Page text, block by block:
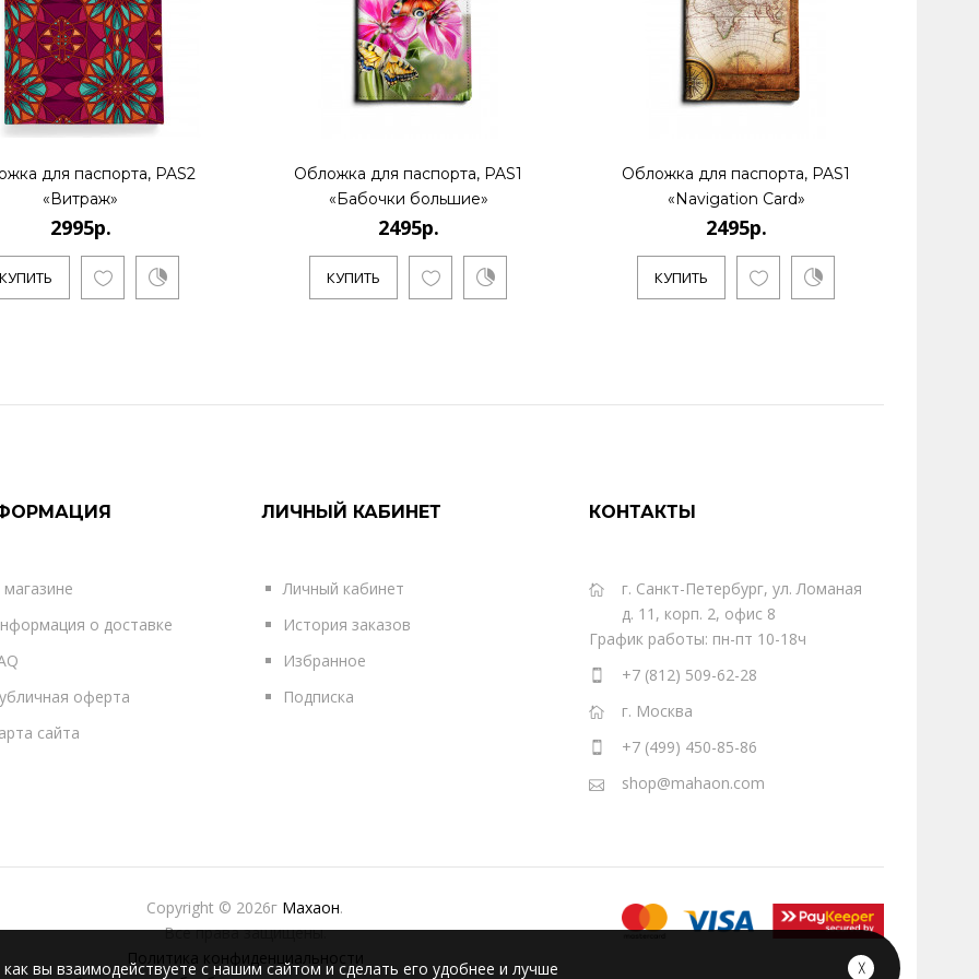
для паспорта, PAS2
«Витраж»
2995р.
КУПИТЬ
Обложка для паспорта, PAS1
«Бабочки большие»
2495р.
КУПИТЬ
Обложка для паспорта, PAS1
«Navigation Card»
2495р.
КУПИТЬ
о доставке
оферта
сайта
ЛИЧНЫЙ КАБИНЕТ
Личный кабинет
История заказов
Избранное
Подписка
КОНТАКТЫ
г. Санкт-Петербург, ул. Ломаная
д. 11, корп. 2, офис 8
График работы: пн-пт 10-18ч
+7 (812) 509-62-28
г. Москва
+7 (499) 450-85-86
shop@mahaon.com
Copyright © 2026г Махаон.
Все права защищены.
Политика конфиденциальности
вы взаимодействуете с нашим сайтом и сделать его удобнее и лучше ╳